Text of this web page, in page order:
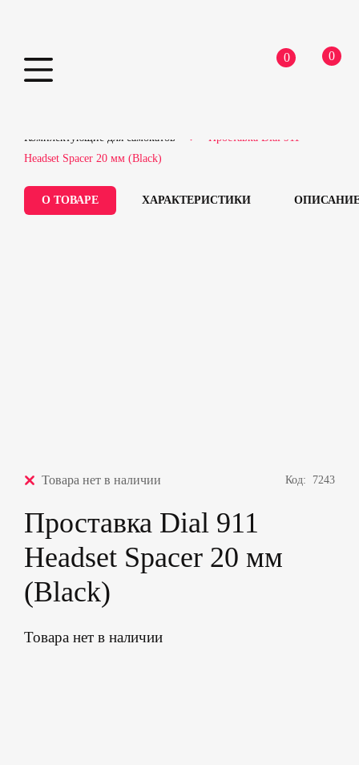
content
0 0
Комплектующие для самокатов
Проставка Dial 911
Headset Spacer 20 мм (Black)
О ТОВАРЕ ХАРАКТЕРИСТИКИ
Товара нет в наличии Код: 7243
Проставка Dial 911
Headset Spacer 20 мм
(Black)
Товара нет в наличии